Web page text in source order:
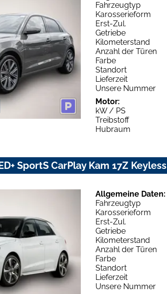
Fahrzeugtyp
Karosserieform
Erst-Zul.
Getriebe
Kilometerstand
Anzahl der Türen
Farbe
Standort
Lieferzeit
Unsere Nummer
Motor:
kW / PS
Treibstoff
Hubraum
SportS CarPlay Kam 17Z Keyless
Allgemeine Daten:
Fahrzeugtyp
Karosserieform
Erst-Zul.
Getriebe
Kilometerstand
Anzahl der Türen
Farbe
Standort
Lieferzeit
Unsere Nummer